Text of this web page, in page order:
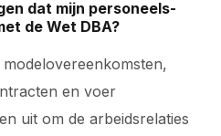
dat mijn personeels-
de Wet DBA?
en voer
uit om de arbeidsrelaties